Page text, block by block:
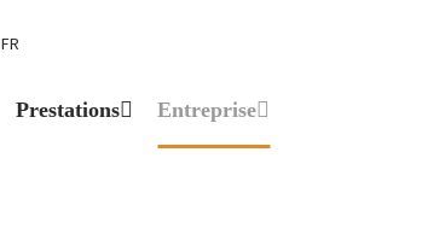
FR
Prestations Entreprise